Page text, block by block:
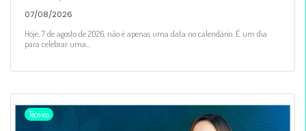
07/08/2026
Hoje, 7 de agosto de 2026, não é apenas uma data no calendário. É um dia
para celebrar uma...
Técnico